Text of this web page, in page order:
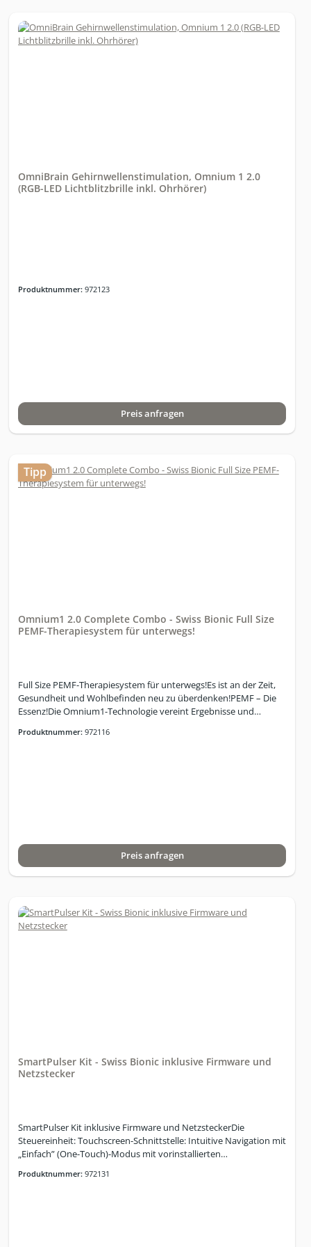
OmniBrain Gehirnwellenstimulation, Omnium 1 2.0
(RGB-LED Lichtblitzbrille inkl. Ohrhörer)
Produktnummer: 972123
Preis anfragen
Tipp
Omnium1 2.0 Complete Combo - Swiss Bionic Full Size
PEMF-Therapiesystem für unterwegs!
Full Size PEMF-Therapiesystem für unterwegs!Es ist an der Zeit,
Gesundheit und Wohlbefinden neu zu überdenken!PEMF – Die
Essenz!Die Omnium1-Technologie vereint Ergebnisse und
einzigartigen Potenzial, alle notwendigen und natürlich
PEMF`s.Faltbar in 6 Segmente.Magnetfeldstärke max. 45 micro
Tesla.Wicklungszahl vom Kopfende zum Fussende
ansteigend.Omnium1 2.0 Complete Combo umfasst :Omnium1
softwareOmniBrainSoftwareprogramme:Schnellstart-
ProgrammeManueller ModusProgrammier Modus
Produktnummer: 972116
Preis anfragen
SmartPulser Kit - Swiss Bionic inklusive Firmware und
Netzstecker
SmartPulser Kit inklusive Firmware und NetzsteckerDie
Steuereinheit: Touchscreen-Schnittstelle: Intuitive Navigation mit
„Einfach” (One-Touch)-Modus mit vorinstallierten
Hybrid-Stromversorgung: Nahtloser Wechsel zwischen
Produktnummer: 972131